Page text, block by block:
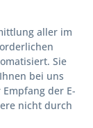
aller im
Sie
bei uns
der E-
nicht durch